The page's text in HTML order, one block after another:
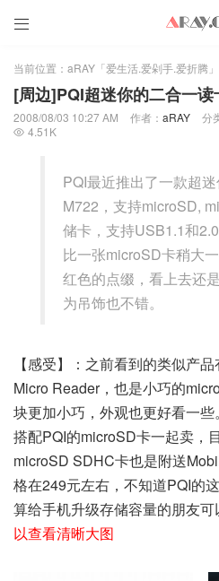

当前位置： aRAY「爱生活.爱剁手.爱折腾」
[周边]PQI超迷你的二合一读
2008/08/03 10:27 AM 作者： aRAY 分
 4.51K
PQI最近推出了一款超
M722­，支持microSD,
储卡，支持USB1.1和
比一张microSD卡稍大
红色的点缀，看上去还
为吊饰也不错。
【感受】：之前看到的类似产
Micro Reader，也是小巧的
块更加小巧，外观也更好看一
搭配PQI的microSD卡一起卖，
microSD SDHC卡也是附送
格在249元左右，不知道PQI的
算给手机升级存储容量的朋友可
以查看清晰大图